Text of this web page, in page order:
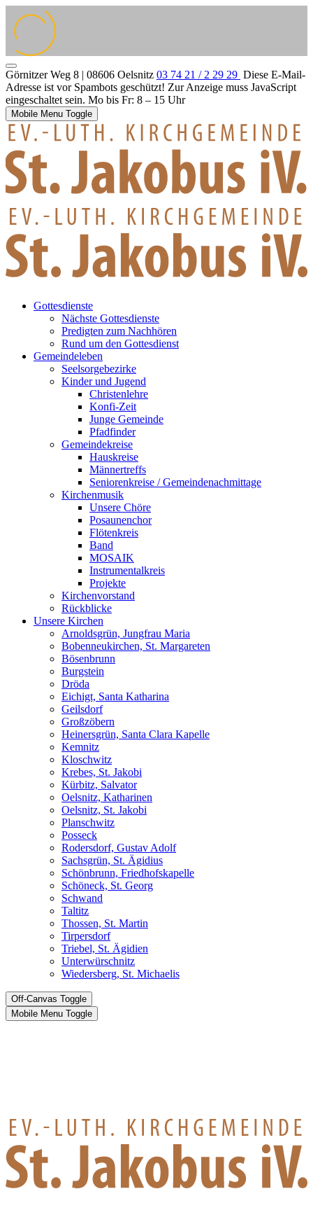
Görnitzer Weg 8 | 08606 Oelsnitz 03 74 21 / 2 29 29 Diese E-Mail-
Adresse ist vor Spambots geschützt! Zur Anzeige muss JavaScript
eingeschaltet sein. Mo bis Fr: 8 – 15 Uhr
Mobile Menu Toggle
Gottesdienste
Nächste Gottesdienste
Predigten zum Nachhören
Rund um den Gottesdienst
Gemeindeleben
Seelsorgebezirke
Kinder und Jugend
Christenlehre
Konfi-Zeit
Junge Gemeinde
Pfadfinder
Gemeindekreise
Hauskreise
Männertreffs
Seniorenkreise / Gemeindenachmittage
Kirchenmusik
Unsere Chöre
Posaunenchor
Flötenkreis
Band
MOSAIK
Instrumentalkreis
Projekte
Kirchenvorstand
Rückblicke
Unsere Kirchen
Arnoldsgrün, Jungfrau Maria
Bobenneukirchen, St. Margareten
Bösenbrunn
Burgstein
Dröda
Eichigt, Santa Katharina
Geilsdorf
Großzöbern
Heinersgrün, Santa Clara Kapelle
Kemnitz
Kloschwitz
Krebes, St. Jakobi
Kürbitz, Salvator
Oelsnitz, Katharinen
Oelsnitz, St. Jakobi
Planschwitz
Posseck
Rodersdorf, Gustav Adolf
Sachsgrün, St. Ägidius
Schönbrunn, Friedhofskapelle
Schöneck, St. Georg
Schwand
Taltitz
Thossen, St. Martin
Tirpersdorf
Triebel, St. Ägidien
Unterwürschnitz
Wiedersberg, St. Michaelis
Off-Canvas Toggle
Mobile Menu Toggle